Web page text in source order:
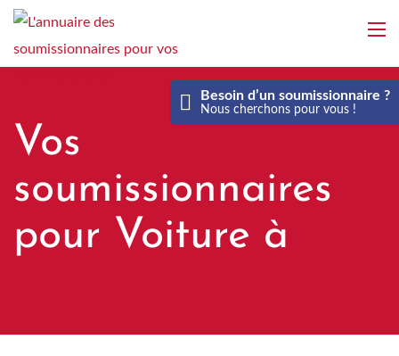
Aller
contenu
Besoin d’un soumissionnaire ?
Nous cherchons pour vous !
Vos
soumissionnaires
pour Voiture à